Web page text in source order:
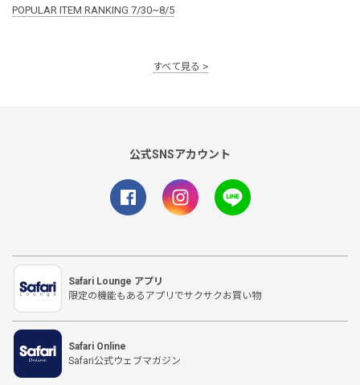
POPULAR ITEM RANKING 7/30~8/5
すべて見る
公式SNSアカウント
Safari Lounge アプリ
限定の機能もあるアプリでサクサクお買い物
Safari Online
Safari公式ウェブマガジン